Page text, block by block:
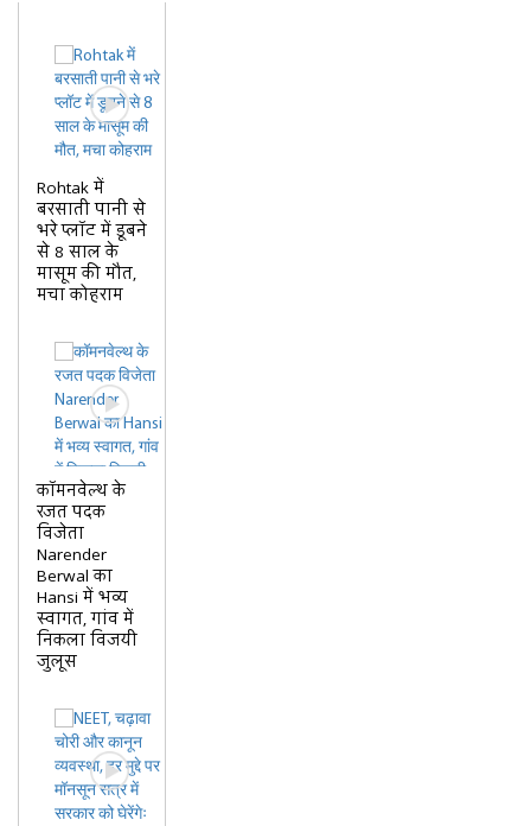
Rohtak में
बरसाती पानी से
भरे प्लॉट में डूबने
से 8 साल के
मासूम की मौत,
मचा कोहराम
कॉमनवेल्थ के
रजत पदक
विजेता
Narender
Berwal का
Hansi में भव्य
स्वागत, गांव में
निकला विजयी
जुलूस